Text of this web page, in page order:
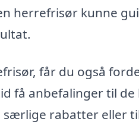
herrefrisør kunne
får du også
få anbefalinger til
rabatter eller